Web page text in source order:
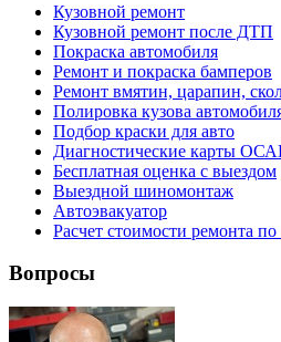
Кузовной ремонт
Кузовной ремонт после ДТП
Покраска автомобиля
Ремонт и покраска бамперов
Ремонт вмятин, царапин,
Полировка кузова
Подбор краски для авто
Диагностические карты
Бесплатная оценка с выездом
Выездной шиномонтаж
Автоэвакуатор
Расчет стоимости ремонта
Вопросы